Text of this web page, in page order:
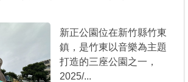
新正公園位在新竹縣竹東
鎮，是竹東以音樂為主題
打造的三座公園之一，
2025/...